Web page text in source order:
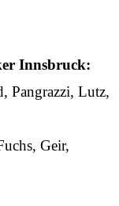
Innsbruck:
Pangrazzi, Lutz,
Geir,